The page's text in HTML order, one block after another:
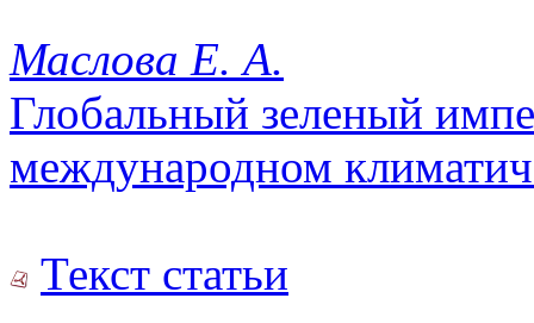
Маслова Е. А.
Глобальный зеленый
международном
Текст статьи